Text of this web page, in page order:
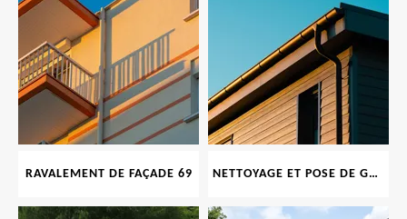
RAVALEMENT DE FAÇADE 69 NETTOYAGE ET POSE DE GOUTTIÈRE 69